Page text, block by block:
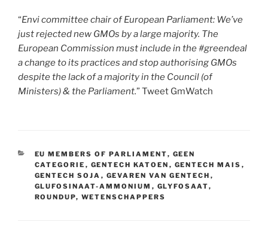
“Envi committee chair of European Parliament: We’ve
just rejected new GMOs by a large majority. The
European Commission must include in the #greendeal
a change to its practices and stop authorising GMOs
despite the lack of a majority in the Council (of
Ministers) & the Parliament.” Tweet GmWatch
CATEGORIEËN
EU MEMBERS OF PARLIAMENT, GEEN
CATEGORIE , GENTECH KATOEN , GENTECH MAIS ,
GENTECH SOJA , GEVAREN VAN GENTECH ,
GLUFOSINAAT-AMMONIUM , GLYFOSAAT,
ROUNDUP, WETENSCHAPPERS